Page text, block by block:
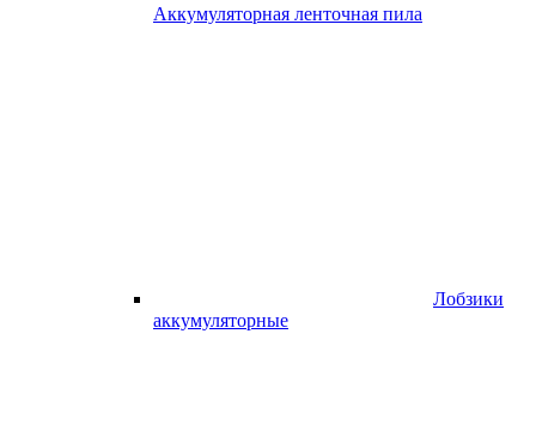
Аккумуляторная ленточная пила
Лобзики
аккумуляторные